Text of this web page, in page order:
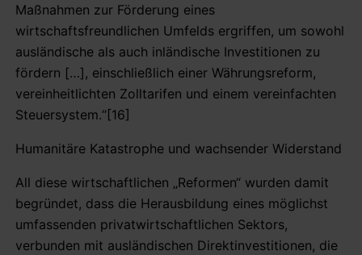
Maßnahmen zur Förderung eines
wirtschaftsfreundlichen Umfelds ergriffen, um sowohl
ausländische als auch inländische Investitionen zu
fördern […], einschließlich einer Währungsreform,
vereinheitlichten Zolltarifen und einem vereinfachten
Steuersystem.“[16]
Humanitäre Katastrophe und wachsender Widerstand
All diese wirtschaftlichen „Reformen“ wurden damit
begründet, dass die Herausbildung eines möglichst
umfassenden privatwirtschaftlichen Sektors,
verbunden mit ausländischen Direktinvestitionen, die